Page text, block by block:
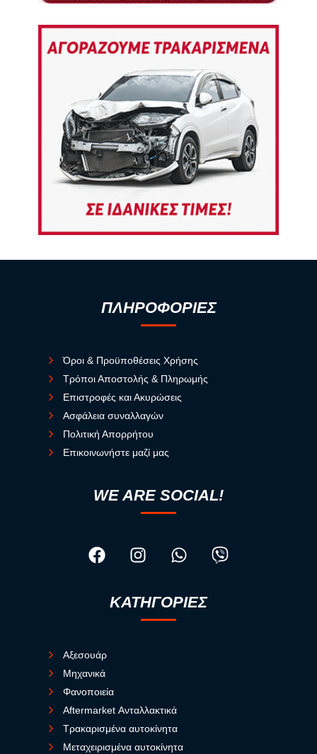
ΠΛΗΡΟΦΟΡΙΕΣ
Όροι & Προϋποθέσεις Χρήσης
Τρόποι Αποστολής & Πληρωμής
Επιστροφές και Ακυρώσεις
Ασφάλεια συναλλαγών
Πολιτική Απορρήτου
Επικοινωνήστε μαζί μας
WE ARE SOCIAL!
ΚΑΤΗΓΟΡΙΕΣ
Αξεσουάρ
Μηχανικά
Φανοποιεία
Aftermarket Ανταλλακτικά
Τρακαρισμένα αυτοκίνητα
Μεταχειρισμένα αυτοκίνητα